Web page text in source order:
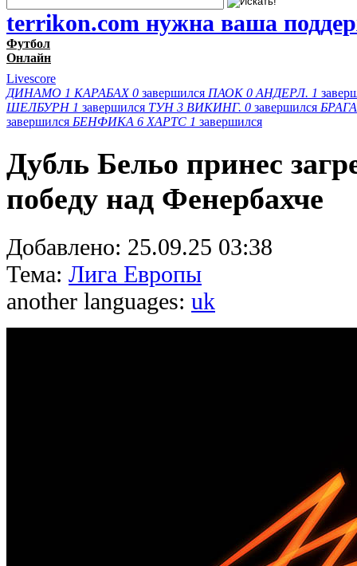
terrikon.com нужна ваша
Футбол
Онлайн
Livescore
ДИНАМО 1 КАРАБАХ 0 завершился ПАОК 0 АНДЕРЛ. 1
ШЕЛБУРН 1 завершился ТУН 3 ВИКИНГ. 0 завершился БРАГА
завершился БЕНФИКА 6 ХАРТС 1 завершился
Дубль Бельо принес
победу над Фенербахче
Добавлено: 25.09.25 03:38
Тема: Лига Европы
another languages: uk